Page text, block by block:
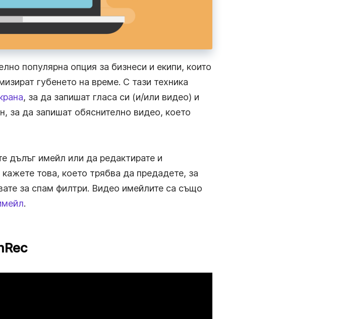
популярна опция за бизнеси и екипи, които
губенето на време. С тази техника
, за да запишат гласа си (и/или видео) и
за да запишат обяснително видео, което
дълъг имейл или да редактирате и
това, което трябва да предадете, за
за спам филтри. Видео имейлите са също
.